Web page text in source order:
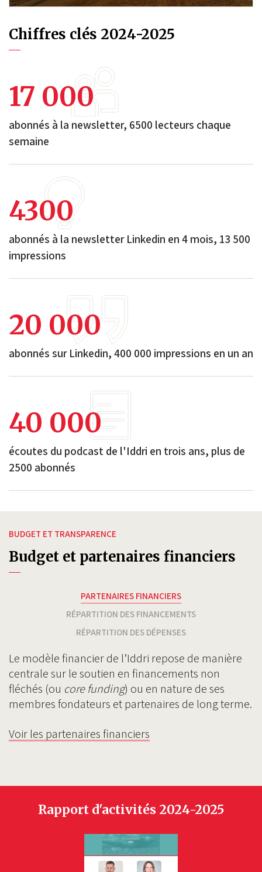
Chiffres clés 2024-2025
17 000
abonnés à la newsletter, 6500 lecteurs chaque
semaine
4300
abonnés à la newsletter Linkedin en 4 mois, 13 500
impressions
20 000
abonnés sur Linkedin, 400 000 impressions en un an
40 000
écoutes du podcast de l'Iddri en trois ans, plus de
2500 abonnés
BUDGET ET TRANSPARENCE
Budget et partenaires financiers
PARTENAIRES FINANCIERS
RÉPARTITION DES FINANCEMENTS
RÉPARTITION DES DÉPENSES
Le modèle financier de l’Iddri repose de manière
centrale sur le soutien en financements non
fléchés (ou core funding) ou en nature de ses
membres fondateurs et partenaires de long terme.
Voir les partenaires financiers
Rapport d'activités 2024-2025